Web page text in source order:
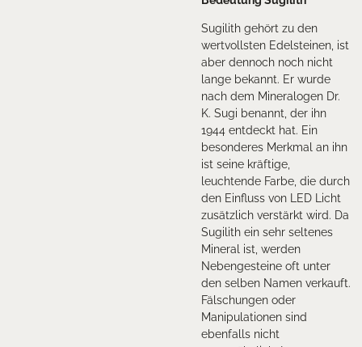
Sugilith gehört zu den
wertvollsten Edelsteinen, ist
aber dennoch noch nicht
lange bekannt. Er wurde
nach dem Mineralogen Dr.
K. Sugi benannt, der ihn
1944 entdeckt hat. Ein
besonderes Merkmal an ihn
ist seine kräftige,
leuchtende Farbe, die durch
den Einfluss von LED Licht
zusätzlich verstärkt wird. Da
Sugilith ein sehr seltenes
Mineral ist, werden
Nebengesteine oft unter
den selben Namen verkauft.
Fälschungen oder
Manipulationen sind
ebenfalls nicht